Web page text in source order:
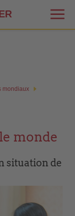
mondiaux
monde
situation de